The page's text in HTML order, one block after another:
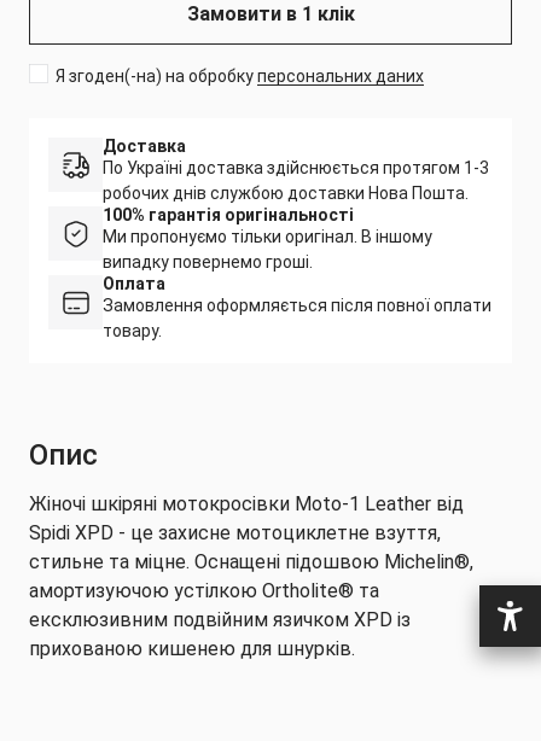
Замовити в 1 клік
Я згоден(-на) на обробкуперсональних даних
Доставка
По Україні доставка здійснюється протягом 1-3
робочих днів службою доставки Нова Пошта.
100% гарантія оригінальності
Ми пропонуємо тільки оригінал. В іншому
випадку повернемо гроші.
Оплата
Замовлення оформляється після повної оплати
товару.
Опис
Жіночі шкіряні мотокросівки Moto-1 Leather від
Spidi XPD - це захисне мотоциклетне взуття,
стильне та міцне. Оснащені підошвою Michelin®,
амортизуючою устілкою Ortholite® та
ексклюзивним подвійним язичком XPD із
прихованою кишенею для шнурків.